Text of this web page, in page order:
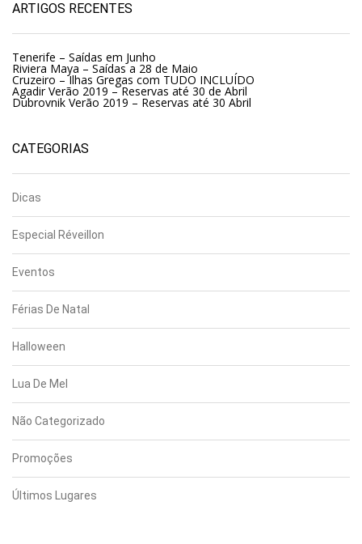
ARTIGOS RECENTES
Tenerife – Saídas em Junho
Riviera Maya – Saídas a 28 de Maio
Cruzeiro – Ilhas Gregas com TUDO INCLUÍDO
Agadir Verão 2019 – Reservas até 30 de Abril
Dubrovnik Verão 2019 – Reservas até 30 Abril
CATEGORIAS
Dicas
Especial Réveillon
Eventos
Férias De Natal
Halloween
Lua De Mel
Não Categorizado
Promoções
Últimos Lugares